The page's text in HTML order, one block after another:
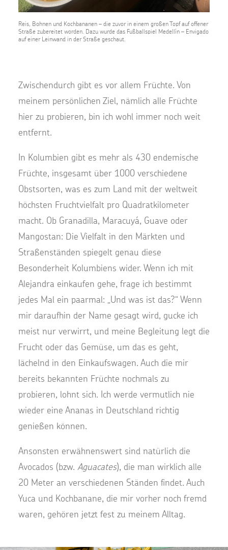
Reis, Bohnen und Kochbananen – die zuvor in einem großen Topf auf offener
Straße zubereitet worden. Dazu wurde das Fußballspiel Medellín – Envigado
auf einer Leinwand in der Straße geschaut.
Zwischendurch gibt es vor allem Früchte. Von
meinem persönlichen Ziel, nämlich alle Früchte
hier zu probieren, bin ich wohl immer noch weit
entfernt.
In Kolumbien gibt es mehr als 430 endemische
Früchte, insgesamt über 1000 verschiedene
Obstsorten, was es zum Land mit der weltweit
höchsten Fruchtvielfalt pro Quadratkilometer
macht. Ob Granadilla, Maracuyá, Guave oder
Mangostan: Die Vielfalt in den Märkten und
Straßenständen spiegelt genau diese
Besonderheit Kolumbiens wider. Wenn ich mit
Alejandra einkaufen gehe, frage ich bestimmt
jedes Mal ein paarmal: „Und was ist das?“ Wenn
mir daraufhin der Name gesagt wird, gucke ich
meist nur verwirrt, und meine Begleitung legt die
Frucht oder das Gemüse, um das es geht,
lächelnd in den Einkaufswagen. Auch die mir
bereits bekannten Früchte nochmals zu
probieren, lohnt sich. Ich werde vermutlich nie
wieder eine Ananas in Deutschland richtig
genießen können.
Ansonsten erwähnenswert sind natürlich die
Avocados (bzw. Aguacates), die man wirklich alle
20 Meter an verschiedenen Ständen findet. Auch
Yuca und Kochbanane, die mir vorher noch fremd
waren, gehören jetzt fest zu meinem Alltag.